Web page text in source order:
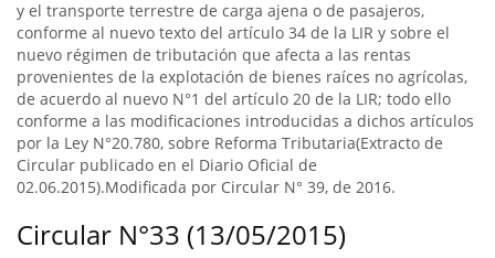
y el transporte terrestre de carga ajena o de pasajeros,
conforme al nuevo texto del artículo 34 de la LIR y sobre el
nuevo régimen de tributación que afecta a las rentas
provenientes de la explotación de bienes raíces no agrícolas,
de acuerdo al nuevo N°1 del artículo 20 de la LIR; todo ello
conforme a las modificaciones introducidas a dichos artículos
por la Ley N°20.780, sobre Reforma Tributaria(Extracto de
Circular publicado en el Diario Oficial de
02.06.2015).Modificada por Circular N° 39, de 2016.
Circular N°33 (13/05/2015)